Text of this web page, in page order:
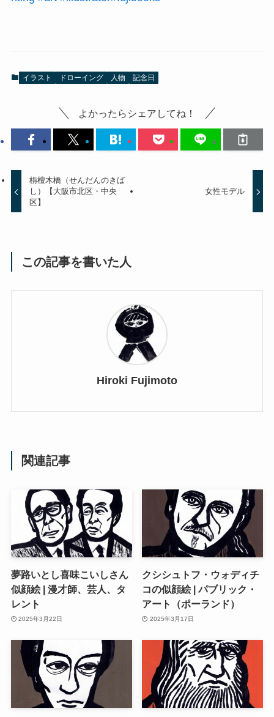
イラスト ドローイング 人物 記念日
よかったらシェアしてね！
栴檀木橋（せんだんのきば
し）【大阪市北区・中央
区】
女性モデル
この記事を書いた人
Hiroki Fujimoto
関連記事
夢路いとし喜味こいしさん
似顔絵 | 漫才師、芸人、タ
レント
2025年3月22日
クシシュトフ・ウォディチ
コの似顔絵 | パブリック・
アート（ポーランド）
2025年3月17日